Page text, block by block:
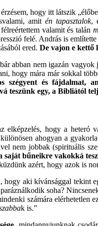
hogy itt látszik
amitén tapasztalok,
valamit és talán
felé. András is
ered. De vajon e kettő
abban nem igazán
hogy mára már sokkal
szégyent és
teszünk egy, a Bibliától
elképzelés, hogy a heteró
ahogyan a
nem jobbak (spirituális
saját bűneikre vakokká
azért, hogy azok is
aki kívánsággal tekint
paráználkodik soha?
számára elérhetetlen
k is.”